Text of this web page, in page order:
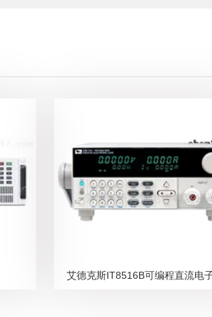
艾德克斯IT8516B可编程直流电